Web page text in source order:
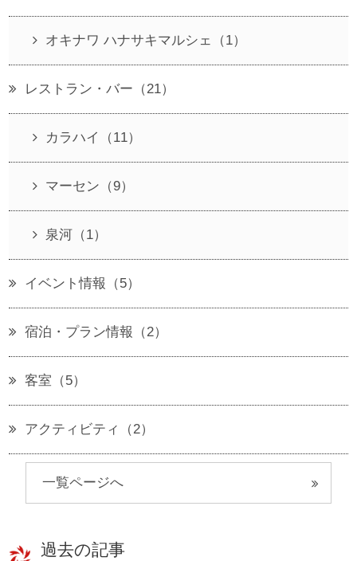
オキナワ ハナサキマルシェ（1）
レストラン・バー（21）
カラハイ（11）
マーセン（9）
泉河（1）
イベント情報（5）
宿泊・プラン情報（2）
客室（5）
アクティビティ（2）
一覧ページへ
過去の記事